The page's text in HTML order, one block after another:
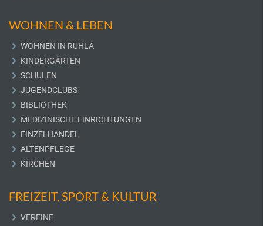
WOHNEN & LEBEN
WOHNEN IN RUHLA
KINDERGÄRTEN
SCHULEN
JUGENDCLUBS
BIBLIOTHEK
MEDIZINISCHE EINRICHTUNGEN
EINZELHANDEL
ALTENPFLEGE
KIRCHEN
FREIZEIT, SPORT & KULTUR
VEREINE